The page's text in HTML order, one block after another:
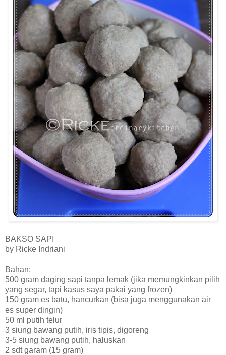
BAKSO SAPI
by Ricke Indriani
Bahan:
500 gram daging sapi tanpa lemak (jika memungkinkan pilih
yang segar, tapi kasus saya pakai yang frozen)
150 gram es batu, hancurkan (bisa juga menggunakan air
es super dingin)
50 ml putih telur
3 siung bawang putih, iris tipis, digoreng
3-5 siung bawang putih, haluskan
2 sdt garam (15 gram)